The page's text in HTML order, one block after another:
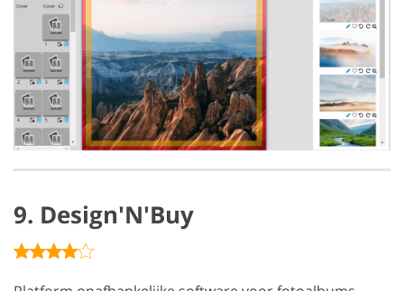
9. Design'N'Buy